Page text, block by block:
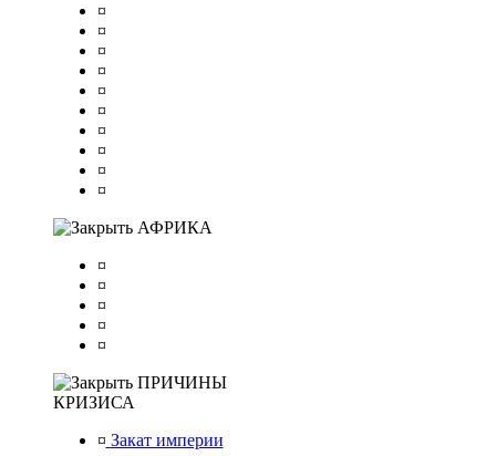
¤
¤
¤
¤
¤
¤
¤
¤
¤
¤
АФРИКА
¤
¤
¤
¤
¤
ПРИЧИНЫ
КРИЗИСА
¤ Закат империи